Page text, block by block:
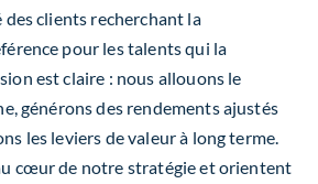
clients recherchant la
pour les talents qui la
est claire : nous allouons le
générons des rendements ajustés
les leviers de valeur à long terme.
cœur de notre stratégie et orientent